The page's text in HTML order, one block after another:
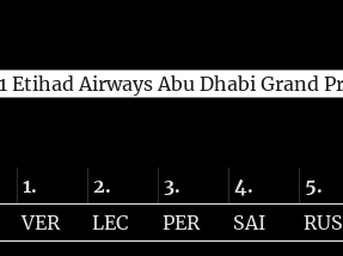
1. 2. 3. 4. 5.
VER LEC PER SAI RUS